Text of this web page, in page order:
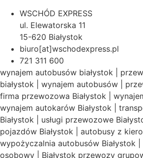
WSCHÓD EXPRESS
ul. Elewatorska 11
15-620 Białystok
biuro[at]wschodexpress.pl
721 311 600
wynajem autobusów białystok |
białystok | wynajem autobusów |
firma przewozowa Białystok |
wynajem autokarów Białystok |
Białystok | usługi przewozowe
pojazdów Białystok | autobusy z
wypożyczalnia autobusów Białystok
osobowy | Białystok przewozy